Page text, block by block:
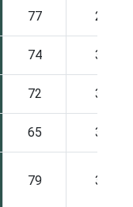
77 28
74 34
72 37
65 39
79 32